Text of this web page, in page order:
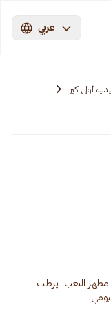
عربي
أولى كير
مظهر التعب. يرطب